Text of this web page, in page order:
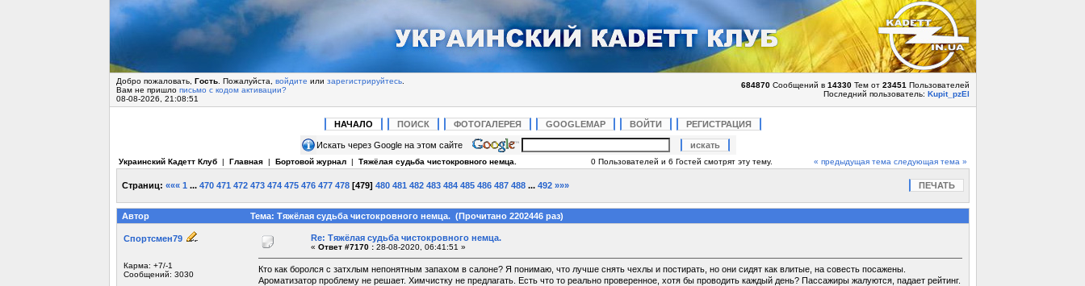
Добро пожаловать, Гость. Пожалуйста, войдите или зарегистрируйтесь.
Вам не пришло письмо с кодом активации?
08-08-2026, 21:08:51
684870Сообщений в 14330Тем от 23451 Пользователей
Последний пользователь: Kupit_pzEl
НАЧАЛО ПОИСК ФОТОГАЛЕРЕЯ GOOGLEMAP ВОЙТИ РЕГИСТРАЦИЯ
Искать через Google на этом сайте
Украинский Кадетт Клуб| Главная| Бортовой журнал| Тяжёлая судьба чистокровного немца. 0 Пользователей и 6 Гостей смотрят эту тему. « предыдущая тема следующая тема »
Страниц: ««« 1 ... 470 471 472 473 474 475 476 477 478[479] 480 481 482 483 484 485 486 487 488 ... 492 »»» ПЕЧАТЬ
Автор Тема: Тяжёлая судьба чистокровного немца. (Прочитано 2202446 раз)
Спортсмен79
Карма: +7/-1
Сообщений: 3030
Re: Тяжёлая судьба чистокровного немца.
« Ответ #7170 :28-08-2020, 06:41:51 »
Кто как боролся с затхлым непонятным запахом в салоне? Я понимаю, что лучше снять чехлы и постирать, но они сидят как влитые, на совесть посажены.
Ароматизатор проблему не решает. Химчистку не предлагать. Есть что то реально проверенное, хотя бы проводить каждый день? Пассажиры жалуются, падает рейтинг.